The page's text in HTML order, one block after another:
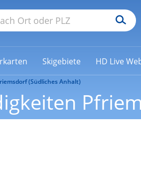
Skigebiete HD Live
(Südliches Anhalt)